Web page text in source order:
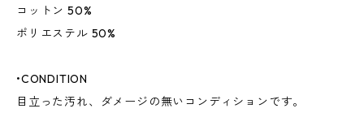
コットン 50%
ポリエステル 50%
•CONDITION
目立った汚れ、ダメージの無いコンディションです。